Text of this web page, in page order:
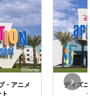
・アニメ
ディズ